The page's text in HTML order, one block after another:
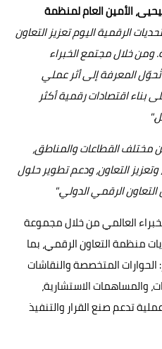
الأمين العام لمنظمة
الرقمية اليوم تعزيز التعاون
ومن خلال مجتمع الخبراء
المعرفة إلى أثر عملي
بناء اقتصادات رقمية أكثر
مختلف القطاعات والمناطق،
التعاون، ودعم تطوير حلول
الرقمي الدولي."
العالمي من خلال مجموعة
منظمة التعاون الرقمي، بما
المتخصصة والنقاشات
والمساهمات الاستشارية،
تدعم صنع القرار والتنفيذ